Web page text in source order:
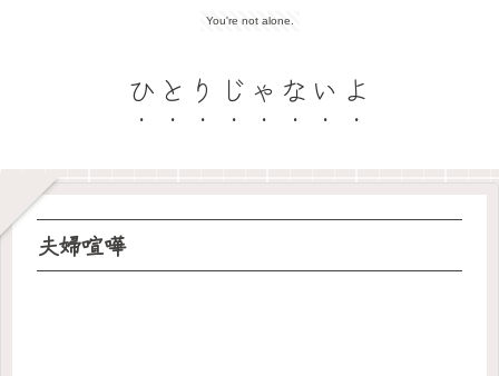
You're not alone.
ひとりじゃないよ
夫婦喧嘩